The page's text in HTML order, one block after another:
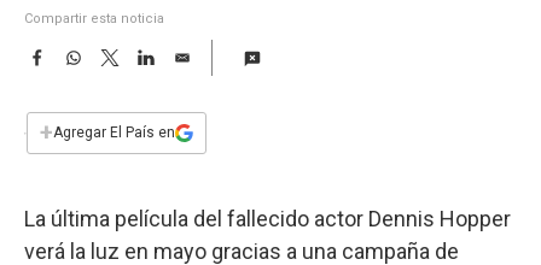
Compartir esta noticia
F
e
b
k
W
s
p
T
w
t
L
n
E
i
l
+Agregar El País en
La última película del fallecido actor Dennis Hopper
verá la luz en mayo gracias a una campaña de